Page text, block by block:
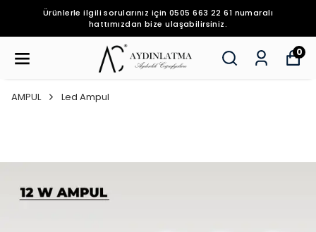
Ürünlerle ilgili sorularınız için 0505 663 22 61 numaralı
hattımızdan bize ulaşabilirsiniz.
0
AMPUL Led Ampul